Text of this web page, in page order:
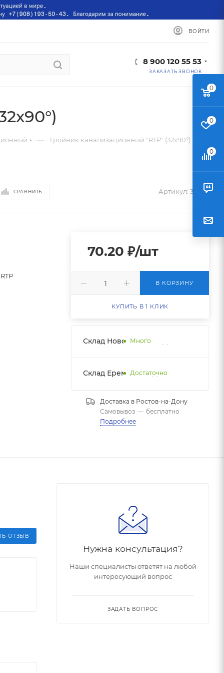
ВОЙТИ
8 900 120 55 53
ЗАКАЗАТЬ ЗВОНОК
— Тройник канализационный "RTP" (32х90°)
СРАВНИТЬ Артикул: 37035
RTP
70.20 ₽/шт
В КОРЗИНУ
КУПИТЬ В 1 КЛИК
Склад Новобатайск НДС
Много
Склад Еременко НДС
Достаточно
Доставка в Ростов-на-Дону
Самовывоз — бесплатно
Подробнее
ОТЗЫВ
Нужна консультация?
Наши специалисты ответят на любой
интересующий вопрос
ЗАДАТЬ ВОПРОС
0
0
0